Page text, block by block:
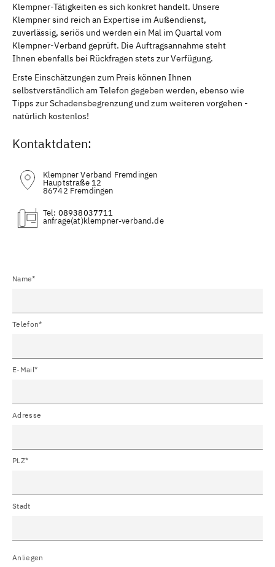
Klempner-Tätigkeiten es sich konkret handelt. Unsere
Klempner sind reich an Expertise im Außendienst,
zuverlässig, seriös und werden ein Mal im Quartal vom
Klempner-Verband geprüft. Die Auftragsannahme steht
Ihnen ebenfalls bei Rückfragen stets zur Verfügung.
Erste Einschätzungen zum Preis können Ihnen
selbstverständlich am Telefon gegeben werden, ebenso wie
Tipps zur Schadensbegrenzung und zum weiteren vorgehen -
natürlich kostenlos!
Kontaktdaten:
Klempner Verband Fremdingen
Hauptstraße 12
86742 Fremdingen
Tel: 08938037711
(at)
Name*
Telefon*
E-Mail*
Adresse
PLZ*
Stadt
Anliegen